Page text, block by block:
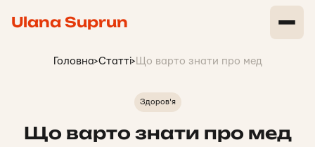
Ulana Suprun
Головна>Статті> Що варто знати про мед
Здоров'я
Що варто знати про мед